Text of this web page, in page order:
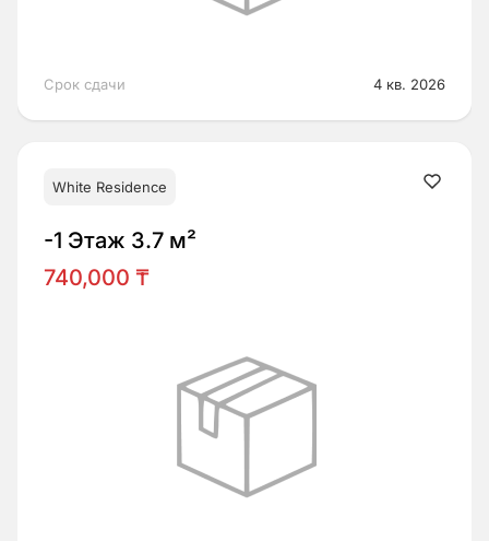
Срок сдачи 4 кв. 2026
White Residence
-1 Этаж 3.7 м²
740,000 ₸